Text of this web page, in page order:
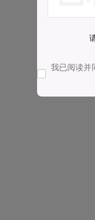
我已阅读并